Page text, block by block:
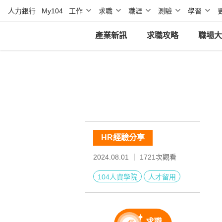
人力銀行 My104 工作 求職 職涯 測驗 學習
產業新訊 求職攻略 職場
HR經驗分享
2024.08.01 ｜ 1721次觀看
104人資學院 人才留用